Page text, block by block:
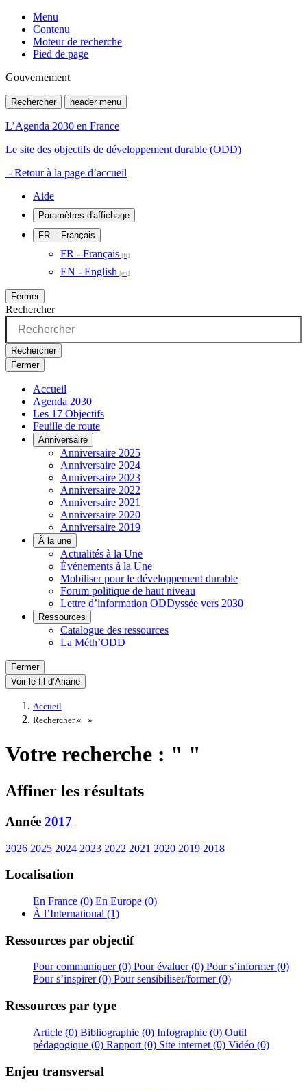
Menu
Contenu
Moteur de recherche
Pied de page
Gouvernement
Rechercher header menu
L’Agenda 2030 en France
Le site des objectifs de développement durable (ODD)
- Retour à la page d’accueil
Aide
Paramètres d'affichage
FR - Français
FR - Français
EN - English
Fermer
Rechercher
Rechercher
Fermer
Accueil
Agenda 2030
Les 17 Objectifs
Feuille de route
Anniversaire
Anniversaire 2025
Anniversaire 2024
Anniversaire 2023
Anniversaire 2022
Anniversaire 2021
Anniversaire 2020
Anniversaire 2019
À la une
Actualités à la Une
Événements à la Une
Mobiliser pour le développement durable
Forum politique de haut niveau
Lettre d’information ODDyssée vers 2030
Ressources
Catalogue des ressources
La Méth’ODD
Fermer
Voir le fil d’Ariane
Accueil
Rechercher «
»
Votre recherche : " "
Affiner les résultats
Année 2017
2026 2025 2024 2023 2022 2021 2020 2019 2018
Localisation
En France (0) En Europe (0)
À l’International (1)
Ressources par objectif
Pour communiquer (0) Pour évaluer (0) Pour s’informer (0)
Pour s’inspirer (0) Pour sensibiliser/former (0)
Ressources par type
Article (0) Bibliographie (0) Infographie (0) Outil
pédagogique (0) Rapport (0) Site internet (0) Vidéo (0)
Enjeu transversal